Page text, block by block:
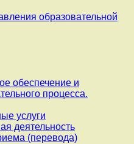
образовательной
обеспечение и
процесса.
услуги
деятельность
(перевода)